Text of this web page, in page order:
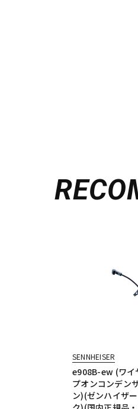
SENNHEISER
e908B-ew (ワイ
プオンコンデン
ン)(ゼンハイザ